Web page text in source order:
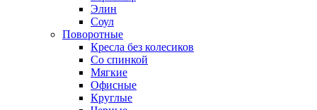
Элин
Соул
Поворотные
Кресла без колесиков
Со спинкой
Мягкие
Офисные
Круглые